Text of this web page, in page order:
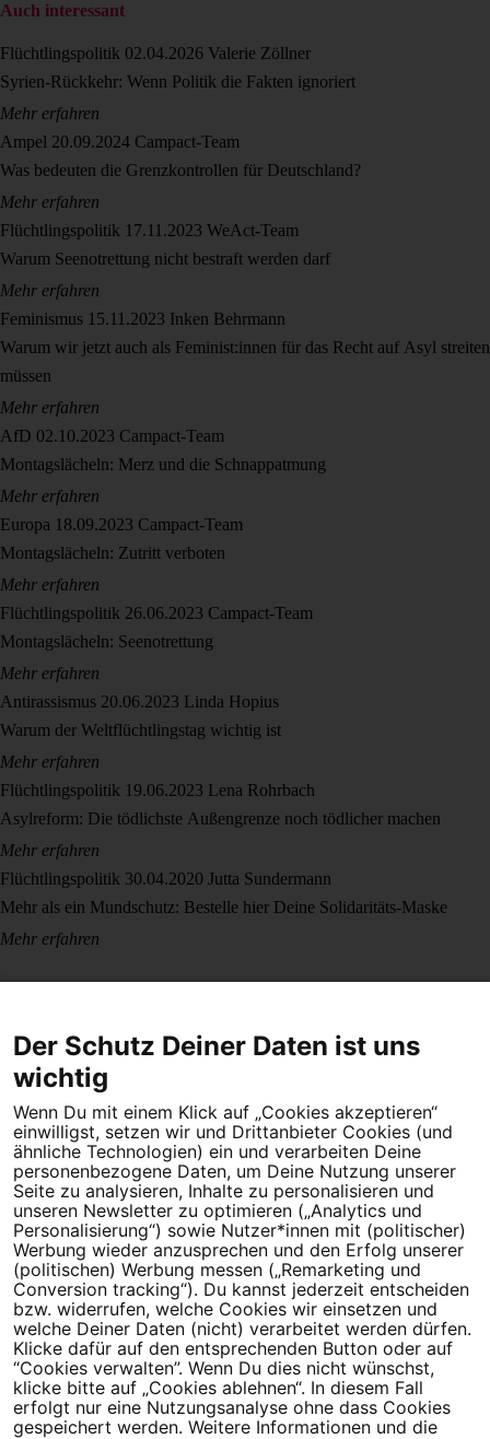
Auch interessant
Flüchtlingspolitik 02.04.2026 Valerie Zöllner
Syrien-Rückkehr: Wenn Politik die Fakten ignoriert
Mehr erfahren
Ampel 20.09.2024 Campact-Team
Was bedeuten die Grenzkontrollen für Deutschland?
Mehr erfahren
Flüchtlingspolitik 17.11.2023 WeAct-Team
Warum Seenotrettung nicht bestraft werden darf
Mehr erfahren
Feminismus 15.11.2023 Inken Behrmann
Warum wir jetzt auch als Feminist:innen für das Recht auf Asyl streiten
müssen
Mehr erfahren
AfD 02.10.2023 Campact-Team
Montagslächeln: Merz und die Schnappatmung
Mehr erfahren
Europa 18.09.2023 Campact-Team
Montagslächeln: Zutritt verboten
Mehr erfahren
Flüchtlingspolitik 26.06.2023 Campact-Team
Montagslächeln: Seenotrettung
Mehr erfahren
Antirassismus 20.06.2023 Linda Hopius
Warum der Weltflüchtlingstag wichtig ist
Mehr erfahren
Flüchtlingspolitik 19.06.2023 Lena Rohrbach
Asylreform: Die tödlichste Außengrenze noch tödlicher machen
Mehr erfahren
Flüchtlingspolitik 30.04.2020 Jutta Sundermann
Mehr als ein Mundschutz: Bestelle hier Deine Solidaritäts-Maske
Mehr erfahren
Dein Engagement macht den Unterschied. Schließe Dich 4,5
Millionen Menschen an.
Newsletter bestellen
Campact e.V.
IBAN DE95 2‍5‍1‍2 0‍5‍1‍0 6‍9‍8‍0 0‍0‍0‍0 0‍0
SozialBank
Direkt online spenden
NewsletterHilfe und
Der Schutz Deiner Daten ist uns
wichtig
Wenn Du mit einem Klick auf „Cookies akzeptieren“
einwilligst, setzen wir und Drittanbieter Cookies (und
ähnliche Technologien) ein und verarbeiten Deine
personenbezogene Daten, um Deine Nutzung unserer
Seite zu analysieren, Inhalte zu personalisieren und
unseren Newsletter zu optimieren („Analytics und
Personalisierung“) sowie Nutzer*innen mit (politischer)
Werbung wieder anzusprechen und den Erfolg unserer
(politischen) Werbung messen („Remarketing und
Conversion tracking“). Du kannst jederzeit entscheiden
bzw. widerrufen, welche Cookies wir einsetzen und
welche Deiner Daten (nicht) verarbeitet werden dürfen.
Klicke dafür auf den entsprechenden Button oder auf
“Cookies verwalten”. Wenn Du dies nicht wünschst,
klicke bitte auf „Cookies ablehnen“. In diesem Fall
erfolgt nur eine Nutzungsanalyse ohne dass Cookies
gespeichert werden. Weitere Informationen und die